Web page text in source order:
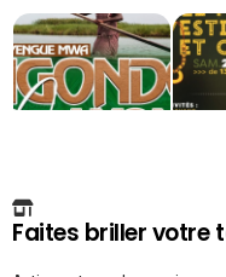
Faites briller votre